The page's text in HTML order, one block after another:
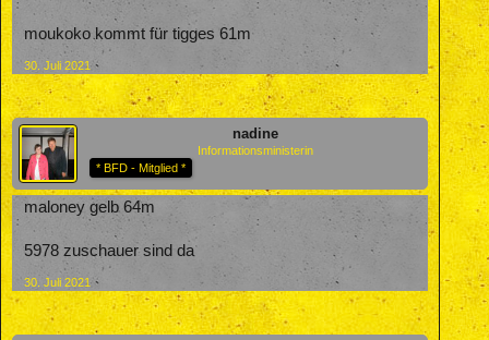
moukoko kommt für tigges 61m
30. Juli 2021
nadine
Informationsministerin
* BFD - Mitglied *
maloney gelb 64m
5978 zuschauer sind da
30. Juli 2021